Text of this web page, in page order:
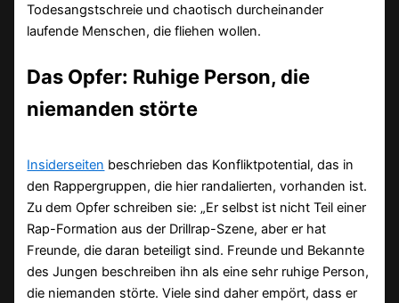
Todesangstschreie und chaotisch durcheinander
laufende Menschen, die fliehen wollen.
Das Opfer: Ruhige Person, die
niemanden störte
Insiderseiten beschrieben das Konfliktpotential, das in
den Rappergruppen, die hier randalierten, vorhanden ist.
Zu dem Opfer schreiben sie: „Er selbst ist nicht Teil einer
Rap-Formation aus der Drillrap-Szene, aber er hat
Freunde, die daran beteiligt sind. Freunde und Bekannte
des Jungen beschreiben ihn als eine sehr ruhige Person,
die niemanden störte. Viele sind daher empört, dass er